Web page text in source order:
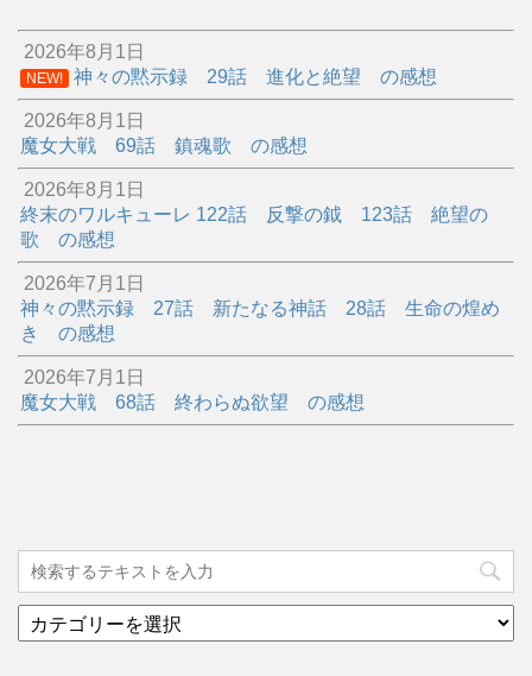
2026年8月1日
NEW! 神々の黙示録 29話 進化と絶望 の感想
2026年8月1日
魔女大戦 69話 鎮魂歌 の感想
2026年8月1日
終末のワルキューレ 122話 反撃の鉞 123話 絶望の
歌 の感想
2026年7月1日
神々の黙示録 27話 新たなる神話 28話 生命の煌め
き の感想
2026年7月1日
魔女大戦 68話 終わらぬ欲望 の感想
テ